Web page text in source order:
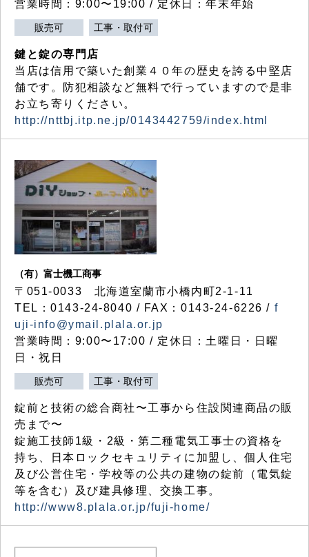
営業時間：9:00〜19:00 / 定休日：年末年始
販売可 工事・取付可
鍵と錠の専門店
当店は信用で築いた創業４０年の歴史を誇る中堅店
舗です。防犯相談など無料で行っていますので是非
お立ち寄りください。
http://nttbj.itp.ne.jp/0143442759/index.html
（有）富士機工商事
〒051-0033 北海道室蘭市小橋内町2-1-11
TEL：0143-24-8040 / FAX：0143-24-6226 / f
uji-info@ymail.plala.or.jp
営業時間：9:00〜17:00 / 定休日：土曜日・日曜
日・祝日
販売可 工事・取付可
錠前と技術の総合商社〜工事から住設関連商品の販
売まで〜
錠施工技師1級・2級・第二種電気工事士の資格を
持ち、日本ロックセキュリティに加盟し、個人住宅
及び公営住宅・学校等の公共の建物の錠前（電気錠
等を含む）及び建具修理、交換工事。
http://www8.plala.or.jp/fuji-home/